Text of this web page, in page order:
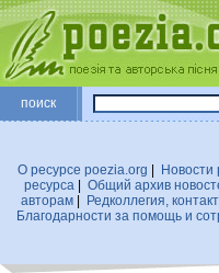
поиск
О ресурсе poezia.org
Новости
ресурса
Общий архив
авторам| Редколлегия,
Благодарности за помощь и